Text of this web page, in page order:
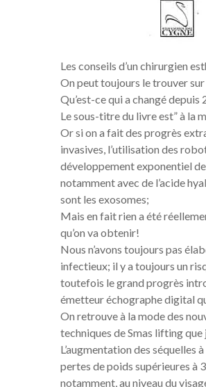
Les conseils d’un chirurgien
On peut toujours le trouver sur
Qu’est-ce qui a changé depuis
Le sous-titre du livre est” à la
Or si on a fait des progrès
invasives, l’utilisation des
développement exponentiel
notamment avec de l’acide
sont les exosomes;
Mais en fait rien a été
qu’on va obtenir!
Nous n’avons toujours pas
infectieux; il y a toujours un
toutefois le grand progrès
émetteur échographe digital
On retrouve à la mode des
techniques de Smas lifting que
L’augmentation des séquelles
pertes de poids supérieures à
notamment, au niveau du